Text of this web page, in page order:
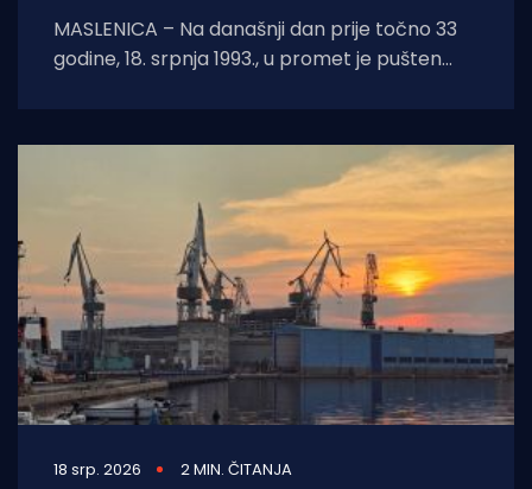
MASLENICA – Na današnji dan prije točno 33
godine, 18. srpnja 1993., u promet je pušten
18 srp. 2026 2 MIN. ČITANJA